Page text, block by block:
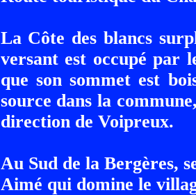
La Côte des blancs
versant est occupé par
que son sommet est
source dans la
direction de Voipreux.
Au Sud de la Bergères,
Aimé qui domine le